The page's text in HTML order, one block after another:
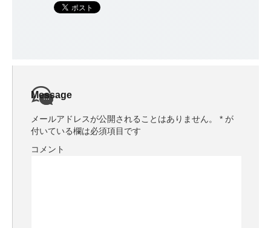
Message
メールアドレスが公開されることはありません。 * が
付いている欄は必須項目です
コメント